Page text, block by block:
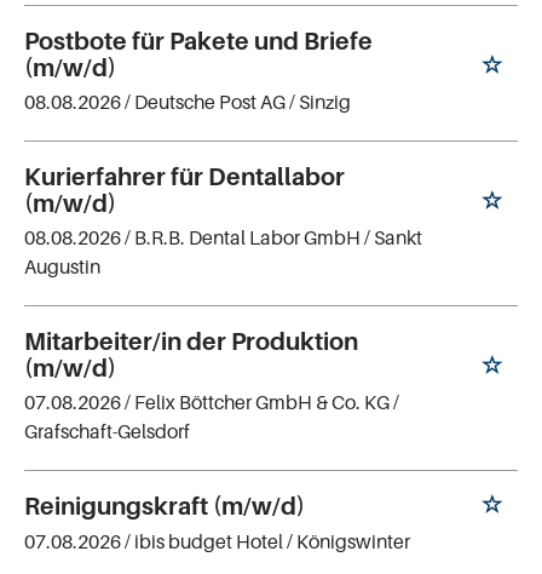
Postbote für Pakete und Briefe
(m/w/d)
08.08.2026 / Deutsche Post AG/ Sinzig
Kurierfahrer für Dentallabor
(m/w/d)
08.08.2026 / B.R.B. Dental Labor GmbH / Sankt
Augustin
Mitarbeiter/in der Produktion
(m/w/d)
07.08.2026 / Felix Böttcher GmbH & Co. KG/
Grafschaft-Gelsdorf
Reinigungskraft (m/w/d)
07.08.2026 / ibis budget Hotel/ Königswinter